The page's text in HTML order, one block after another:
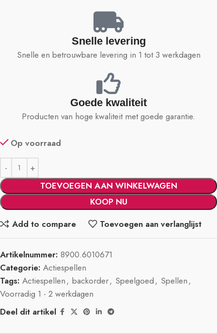
Snelle levering
Snelle en betrouwbare levering in 1 tot 3 werkdagen
Goede kwaliteit
Producten van hoge kwaliteit met goede garantie.
Op voorraad
TOEVOEGEN AAN WINKELWAGEN
KOOP NU
Add to compare
Toevoegen aan verlanglijst
Artikelnummer: 8900.6010671
Categorie: Actiespellen
Tags: Actiespellen, backorder, Speelgoed, Spellen,
Voorradig 1 - 2 werkdagen
Deel dit artikel